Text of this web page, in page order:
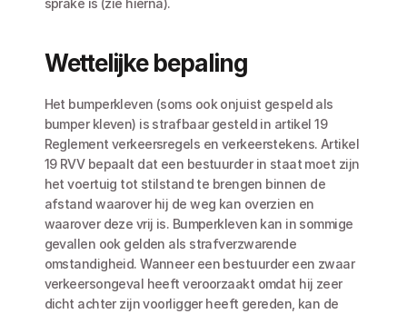
sprake is (zie hierna).
Wettelijke bepaling
Het bumperkleven (soms ook onjuist gespeld als
bumper kleven) is strafbaar gesteld in artikel 19
Reglement verkeersregels en verkeerstekens. Artikel
19 RVV bepaalt dat een bestuurder in staat moet zijn
het voertuig tot stilstand te brengen binnen de
afstand waarover hij de weg kan overzien en
waarover deze vrij is. Bumperkleven kan in sommige
gevallen ook gelden als strafverzwarende
omstandigheid. Wanneer een bestuurder een zwaar
verkeersongeval heeft veroorzaakt omdat hij zeer
dicht achter zijn voorligger heeft gereden, kan de